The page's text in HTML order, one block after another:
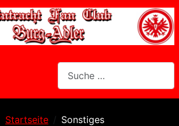
Startseite
Sonstiges